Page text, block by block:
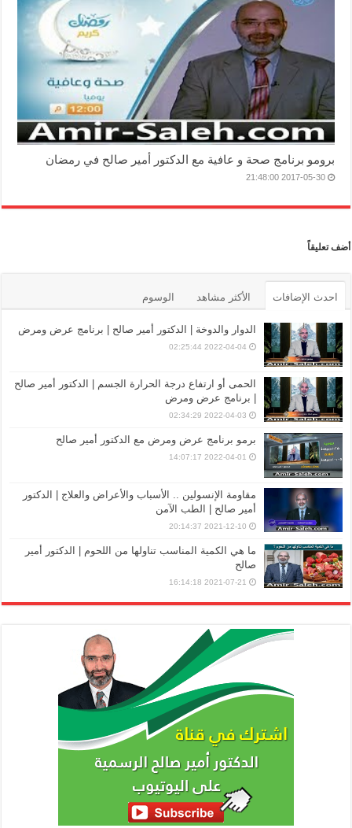
برومو برنامج صحة و عافية مع الدكتور أمير صالح في رمضان
2017-05-30 21:48:00
أضف تعليقاً
احدث الإضافات الأكثر مشاهد الوسوم
الدوار والدوخة | الدكتور أمير صالح | برنامج عرض ومرض
2022-04-04 02:25:44
الحمى أو ارتفاع درجة الحرارة الجسم | الدكتور أمير صالح
| برنامج عرض ومرض
2022-04-03 02:34:29
برمو برنامج عرض ومرض مع الدكتور أمير صالح
2022-04-01 14:07:17
مقاومة الإنسولين .. الأسباب والأعراض والعلاج | الدكتور
أمير صالح | الطب الآمن
2021-12-10 20:14:37
ما هي الكمية المناسب تناولها من اللحوم | الدكتور أمير
صالح
2021-07-21 16:14:18